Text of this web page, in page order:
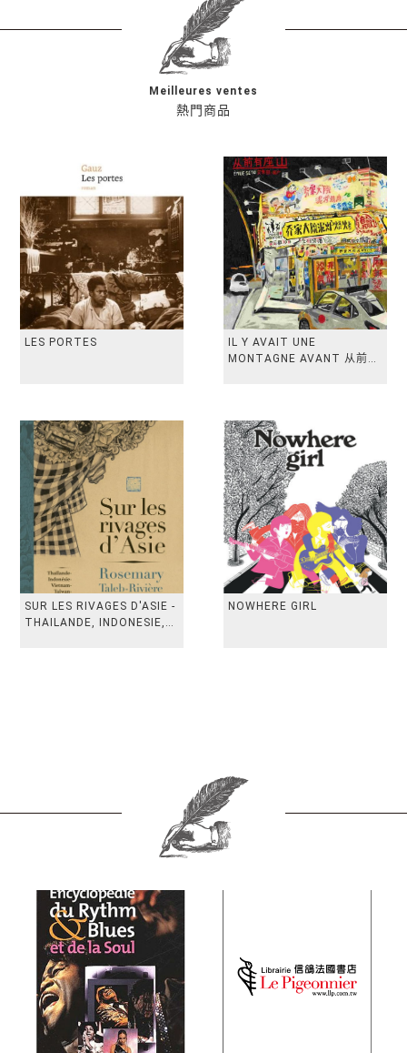
熱門商品
Meilleures ventes
LES PORTES
IL Y AVAIT UNE
MONTAGNE AVANT 从前有
SUR LES RIVAGES D'ASIE -
THAILANDE, INDONESIE,
NOWHERE GIRL